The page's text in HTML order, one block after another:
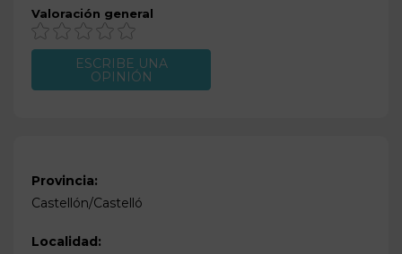
Valoración general
ESCRIBE UNA
OPINIÓN
Provincia:
Castellón/Castelló
Localidad: